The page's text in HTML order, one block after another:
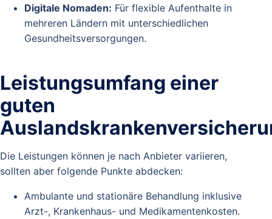
Digitale Nomaden: Für flexible Aufenthalte in
mehreren Ländern mit unterschiedlichen
Gesundheitsversorgungen.
Leistungsumfang einer
guten
Die Leistungen können je nach Anbieter variieren,
sollten aber folgende Punkte abdecken:
Ambulante und stationäre Behandlung inklusive
Arzt-, Krankenhaus- und Medikamentenkosten.